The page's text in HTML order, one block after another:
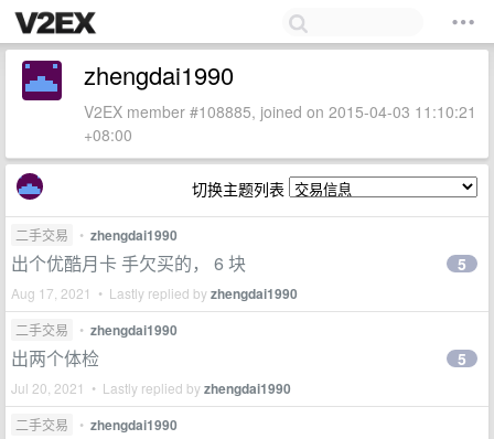
zhengdai1990
V2EX member #108885, joined on 2015-04-03 11:10:21
+08:00
切换主题列表
二手交易 • zhengdai1990
出个优酷月卡 手欠买的， 6 块
Aug 17, 2021 • Lastly replied byzhengdai1990
5
二手交易 • zhengdai1990
出两个体检
Jul 20, 2021 • Lastly replied byzhengdai1990
5
二手交易 • zhengdai1990